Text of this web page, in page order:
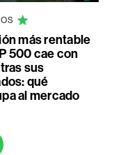
más rentable
500 cae con
sus
qué
al mercado